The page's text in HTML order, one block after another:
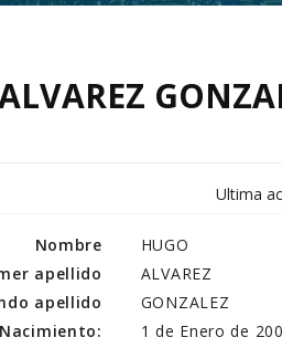
Ultima
Nombre
apellido
apellido
HUGO
ALVAREZ
GONZALEZ
1 de Enero de